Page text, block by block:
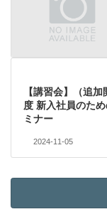
【講習会】（追
度 新入社員のた
ミナー
2024-11-05